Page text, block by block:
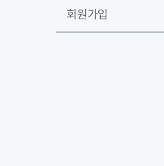
회원가입